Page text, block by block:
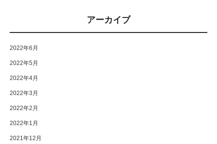
アーカイブ
2022年6月
2022年5月
2022年4月
2022年3月
2022年2月
2022年1月
2021年12月